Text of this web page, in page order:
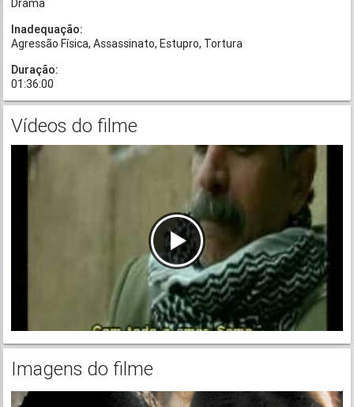
Drama
Inadequação:
Agressão Física Assassinato Estupro Tortura
Duração:
01:36:00
Vídeos do filme
Imagens do filme